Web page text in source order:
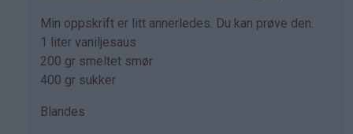
på
av
Svanhild
(ikke
bekreftet)
Min oppskrift er litt annerledes. Du kan prøve den.
1 liter vaniljesaus
200 gr smeltet smør
400 gr sukker
Blandes